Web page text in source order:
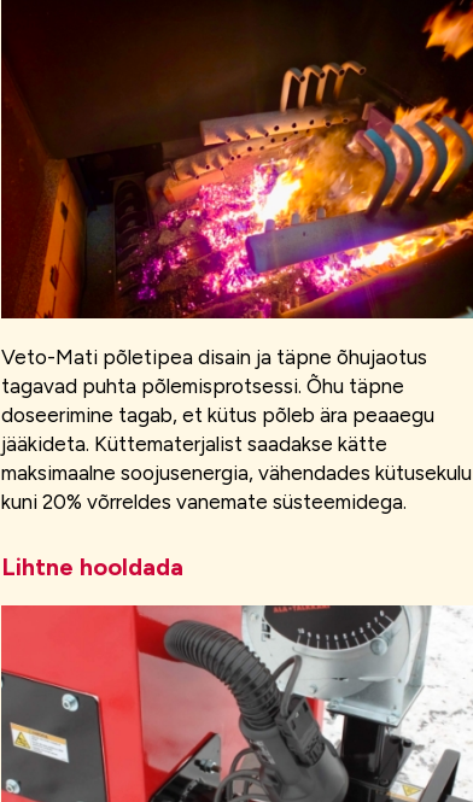
Veto-Mati põletipea disain ja täpne õhujaotus
tagavad puhta põlemisprotsessi. Õhu täpne
doseerimine tagab, et kütus põleb ära peaaegu
jääkideta. Küttematerjalist saadakse kätte
maksimaalne soojusenergia, vähendades kütusekulu
kuni 20% võrreldes vanemate süsteemidega.
Lihtne hooldada